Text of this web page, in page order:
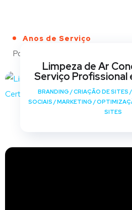
Anos de Serviço
Portfólio
Limpeza de Ar
Serviço Profissional
BRANDING /CRIAÇÃO DE SITES /
SOCIAIS /MARKETING /
SITES